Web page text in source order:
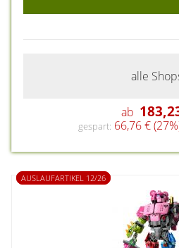
alle
ab
gespart: 66,76 €
AUSLAUFARTIKEL 12/26